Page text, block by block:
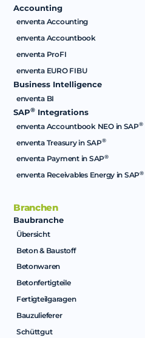
Accounting
enventa Accounting
enventa Accountbook
enventa ProFI
enventa EURO FIBU
Business Intelligence
enventa BI
SAP® Integrations
enventa Accountbook NEO in SAP®
enventa Treasury in SAP®
enventa Payment in SAP®
enventa Receivables Energy in SAP®
Branchen
Baubranche
Übersicht
Beton & Baustoff
Betonwaren
Betonfertigteile
Fertigteilgaragen
Bauzulieferer
Schüttgut